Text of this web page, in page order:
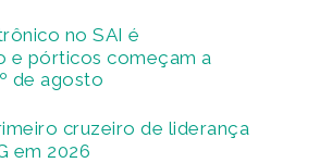
no SAI é
e pórticos começam a
de agosto
cruzeiro de liderança
em 2026